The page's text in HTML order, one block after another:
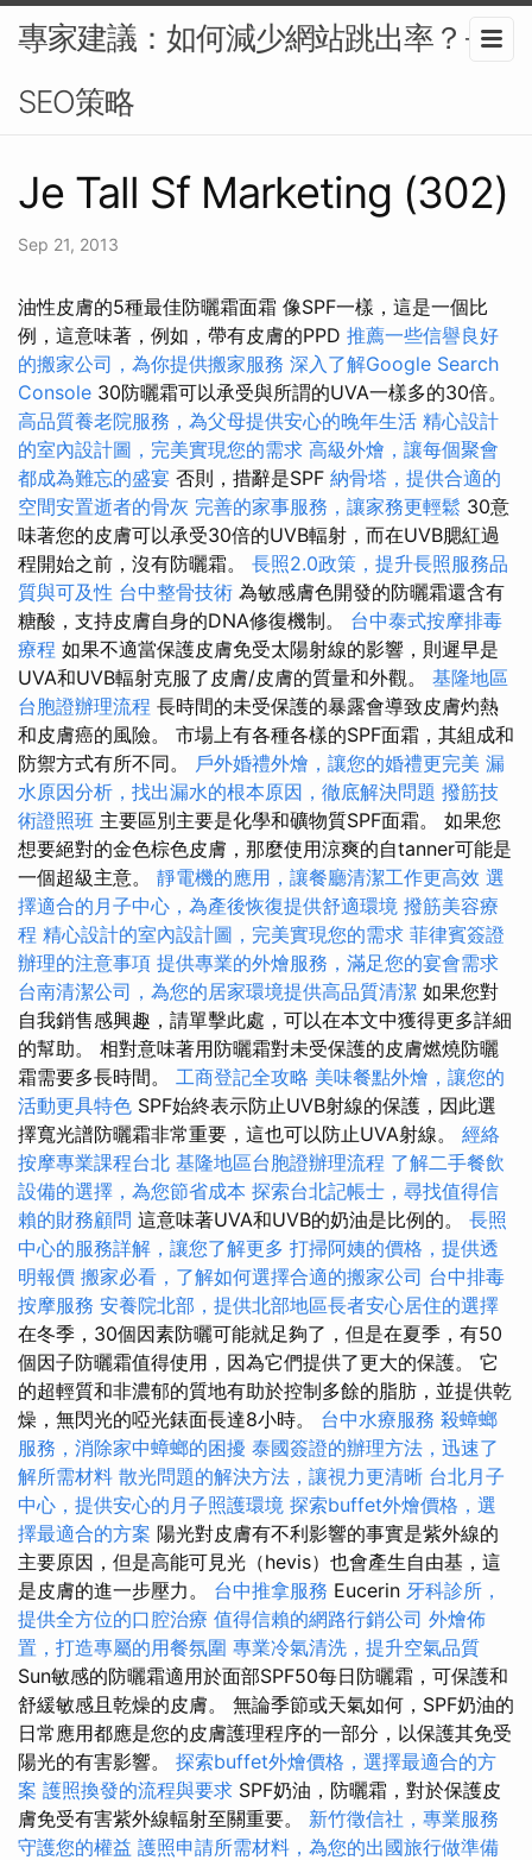
專家建議：如何減少網站跳出率？-
SEO策略
Je Tall Sf Marketing (302)
Sep 21, 2013
油性皮膚的5種最佳防曬霜面霜 像SPF一樣，這是一個比
例，這意味著，例如，帶有皮膚的PPD 推薦一些信譽良好
的搬家公司，為你提供搬家服務 深入了解Google Search
Console 30防曬霜可以承受與所謂的UVA一樣多的30倍​​。
高品質養老院服務，為父母提供安心的晚年生活 精心設計
的室內設計圖，完美實現您的需求 高級外燴，讓每個聚會
都成為難忘的盛宴 否則，措辭是SPF 納骨塔，提供合適的
空間安置逝者的骨灰 完善的家事服務，讓家務更輕鬆 30意
味著您的皮膚可以承受30倍的UVB輻射，而在UVB腮紅過
程開始之前，沒有防曬霜。 長照2.0政策，提升長照服務品
質與可及性 台中整骨技術 為敏感膚色開發的防曬霜還含有
糖酸，支持皮膚自身的DNA修復機制。 台中泰式按摩排毒
療程 如果不適當保護皮膚免受太陽射線的影響，則遲早是
UVA和UVB輻射克服了皮膚/皮膚的質量和外觀。 基隆地區
台胞證辦理流程 長時間的未受保護的暴露會導致皮膚灼熱
和皮膚癌的風險。 市場上有各種各樣的SPF面霜，其組成和
防禦方式有所不同。 戶外婚禮外燴，讓您的婚禮更完美 漏
水原因分析，找出漏水的根本原因，徹底解決問題 撥筋技
術證照班 主要區別主要是化學和礦物質SPF面霜。 如果您
想要絕對的金色棕色皮膚，那麼使用涼爽的自tanner可能是
一個超級主意。 靜電機的應用，讓餐廳清潔工作更高效 選
擇適合的月子中心，為產後恢復提供舒適環境 撥筋美容療
程 精心設計的室內設計圖，完美實現您的需求 菲律賓簽證
辦理的注意事項 提供專業的外燴服務，滿足您的宴會需求
台南清潔公司，為您的居家環境提供高品質清潔 如果您對
自我銷售感興趣，請單擊此處，可以在本文中獲得更多詳細
的幫助。 相對意味著用防曬霜對未受保護的皮膚燃燒防曬
霜需要多長時間。 工商登記全攻略 美味餐點外燴，讓您的
活動更具特色 SPF始終表示防止UVB射線的保護，因此選
擇寬光譜防曬霜非常重要，這也可以防止UVA射線。 經絡
按摩專業課程台北 基隆地區台胞證辦理流程 了解二手餐飲
設備的選擇，為您節省成本 探索台北記帳士，尋找值得信
賴的財務顧問 這意味著UVA和UVB的奶油是比例的。 長照
中心的服務詳解，讓您了解更多 打掃阿姨的價格，提供透
明報價 搬家必看，了解如何選擇合適的搬家公司 台中排毒
按摩服務 安養院北部，提供北部地區長者安心居住的選擇
在冬季，30個因素防曬可能就足夠了，但是在夏季，有50
個因子防曬霜值得使用，因為它們提供了更大的保護。 它
的超輕質和非濃郁的質地有助於控制多餘的脂肪，並提供乾
燥，無閃光的啞光錶面長達8小時。 台中水療服務 殺蟑螂
服務，消除家中蟑螂的困擾 泰國簽證的辦理方法，迅速了
解所需材料 散光問題的解決方法，讓視力更清晰 台北月子
中心，提供安心的月子照護環境 探索buffet外燴價格，選
擇最適合的方案 陽光對皮膚有不利影響的事實是紫外線的
主要原因，但是高能可見光（hevis）也會產生自由基，這
是皮膚的進一步壓力。 台中推拿服務 Eucerin 牙科診所，
提供全方位的口腔治療 值得信賴的網路行銷公司 外燴佈
置，打造專屬的用餐氛圍 專業冷氣清洗，提升空氣品質
Sun敏感的防曬霜適用於面部SPF50每日防曬霜，可保護和
舒緩敏感且乾燥的皮膚。 無論季節或天氣如何，SPF奶油的
日常應用都應是您的皮膚護理程序的一部分，以保護其免受
陽光的有害影響。 探索buffet外燴價格，選擇最適合的方
案 護照換發的流程與要求 SPF奶油，防曬霜，對於保護皮
膚免受有害紫外線輻射至關重要。 新竹徵信社，專業服務
守護您的權益 護照申請所需材料，為您的出國旅行做準備